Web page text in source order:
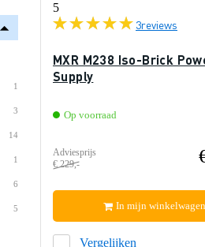
1
3
14
1
6
5
5
3reviews
MXR M238 Iso-Brick
Supply
Op voorraad
Adviesprijs
€ 229,-
Vergelijken
In mijn winkelwagen